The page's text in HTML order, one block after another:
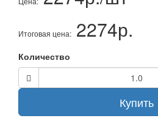
Итоговая цена: 2274р.
Количество
Купить